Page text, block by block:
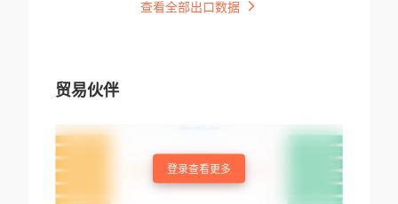
查看全部出口数据
贸易伙伴
登录查看更多